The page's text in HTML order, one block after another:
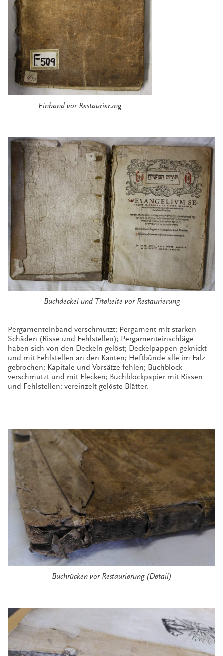
Einband vor Restaurierung
Buchdeckel und Titelseite vor Restaurierung
Pergamenteinband verschmutzt; Pergament mit starken
Schäden (Risse und Fehlstellen); Pergamenteinschläge
haben sich von den Deckeln gelöst; Deckelpappen geknickt
und mit Fehlstellen an den Kanten; Heftbünde alle im Falz
gebrochen; Kapitale und Vorsätze fehlen; Buchblock
verschmutzt und mit Flecken; Buchblockpapier mit Rissen
und Fehlstellen; vereinzelt gelöste Blätter.
Buchrücken vor Restaurierung (Detail)